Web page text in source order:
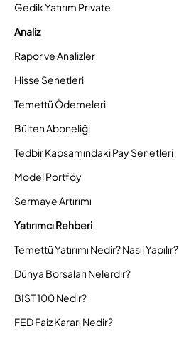
Gedik Yatırım Private
Analiz
Rapor ve Analizler
Hisse Senetleri
Temettü Ödemeleri
Bülten Aboneliği
Tedbir Kapsamındaki Pay Senetleri
Model Portföy
Sermaye Artırımı
Yatırımcı Rehberi
Temettü Yatırımı Nedir? Nasıl Yapılır?
Dünya Borsaları Nelerdir?
BIST 100 Nedir?
FED Faiz Kararı Nedir?